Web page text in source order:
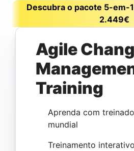
Descubra o pacote 5-em-
2.449€
Agile
Training
Aprenda com
mundial
Treinamento